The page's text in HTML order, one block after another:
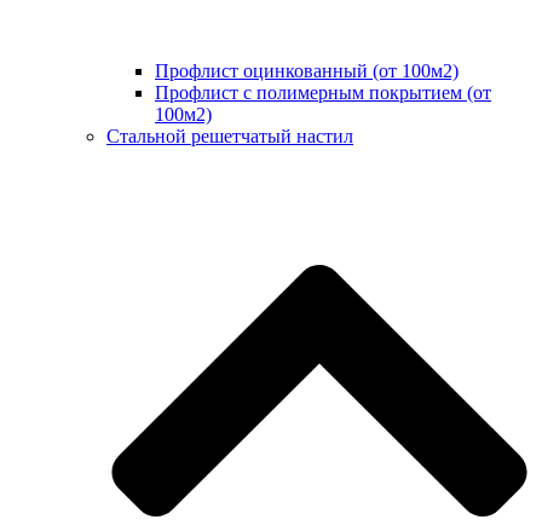
Профлист оцинкованный (от 100м2)
Профлист с полимерным покрытием (от
100м2)
Стальной решетчатый настил